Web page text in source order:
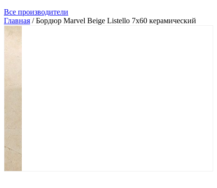
Все производители
Главная /Бордюр Marvel Beige Listello 7x60 керамический